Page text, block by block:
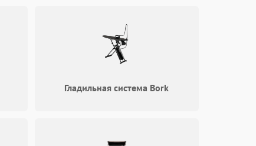
Гладильная система Bork